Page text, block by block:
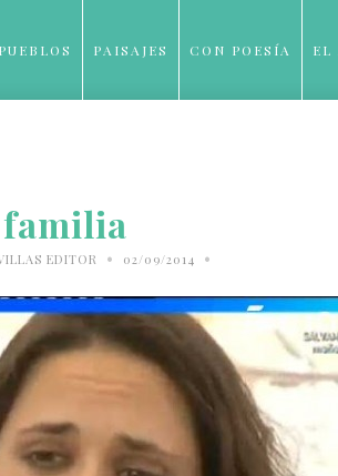
PUEBLOS PAISAJES CON POESÍA EL
familia
EDITOR • 02/09/2014 •